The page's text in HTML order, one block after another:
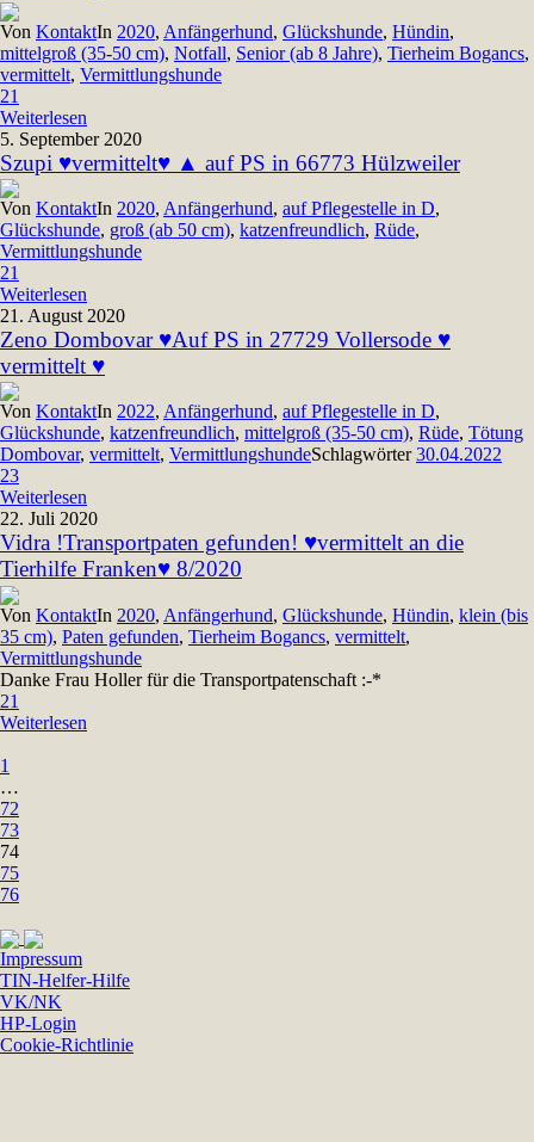
Von KontaktIn 2020, Anfängerhund, Glückshunde, Hündin,
mittelgroß (35-50 cm), Notfall, Senior (ab 8 Jahre), Tierheim Bogancs,
vermittelt, Vermittlungshunde
21
Weiterlesen
5. September 2020
Szupi ♥vermittelt♥ ▲ auf PS in 66773 Hülzweiler
Von KontaktIn 2020, Anfängerhund, auf Pflegestelle in D,
Glückshunde, groß (ab 50 cm), katzenfreundlich, Rüde,
Vermittlungshunde
21
Weiterlesen
21. August 2020
Zeno Dombovar ♥Auf PS in 27729 Vollersode ♥
vermittelt ♥
Von KontaktIn 2022, Anfängerhund, auf Pflegestelle in D,
Glückshunde, katzenfreundlich, mittelgroß (35-50 cm), Rüde, Tötung
Dombovar, vermittelt, VermittlungshundeSchlagwörter30.04.2022
23
Weiterlesen
22. Juli 2020
Vidra !Transportpaten gefunden! ♥vermittelt an die
Tierhilfe Franken♥ 8/2020
Von KontaktIn 2020, Anfängerhund, Glückshunde, Hündin, klein (bis
35 cm), Paten gefunden, Tierheim Bogancs, vermittelt,
Vermittlungshunde
Danke Frau Holler für die Transportpatenschaft :-*
21
Weiterlesen
1
…
72
73
74
75
76
Impressum
TIN-Helfer-Hilfe
VK/NK
HP-Login
Cookie-Richtlinie